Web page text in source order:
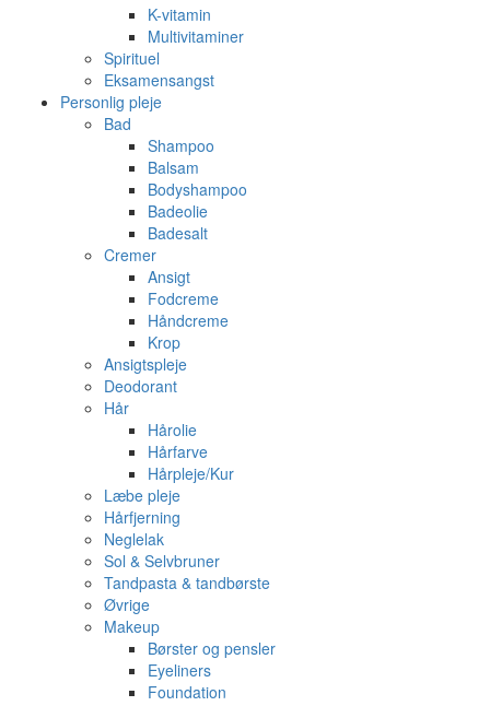
K-vitamin
Multivitaminer
Spirituel
Eksamensangst
Personlig pleje
Bad
Shampoo
Balsam
Bodyshampoo
Badeolie
Badesalt
Cremer
Ansigt
Fodcreme
Håndcreme
Krop
Ansigtspleje
Deodorant
Hår
Hårolie
Hårfarve
Hårpleje/Kur
Læbe pleje
Hårfjerning
Neglelak
Sol & Selvbruner
Tandpasta & tandbørste
Øvrige
Makeup
Børster og pensler
Eyeliners
Foundation